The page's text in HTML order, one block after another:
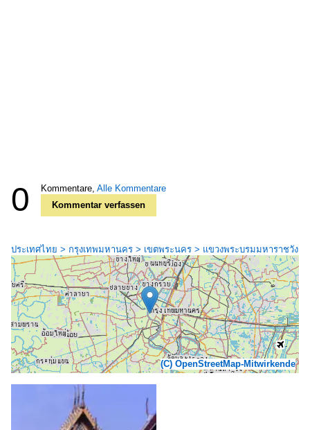
0 Kommentare, Alle Kommentare
Kommentar verfassen
ประเทศไทย > กรุงเทพมหานคร > เขตพระนคร > แขวงพระบรมมหาราชวัง
(C) OpenStreetMap-Mitwirkende